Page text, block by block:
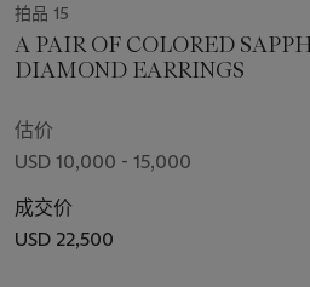
拍品 15
A PAIR OF COLORED
DIAMOND EARRINGS
估价
USD 10,000 - 15,000
成交价
USD 22,500